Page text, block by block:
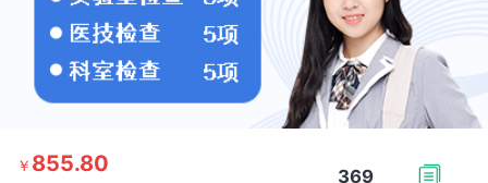
369
￥ 855.80